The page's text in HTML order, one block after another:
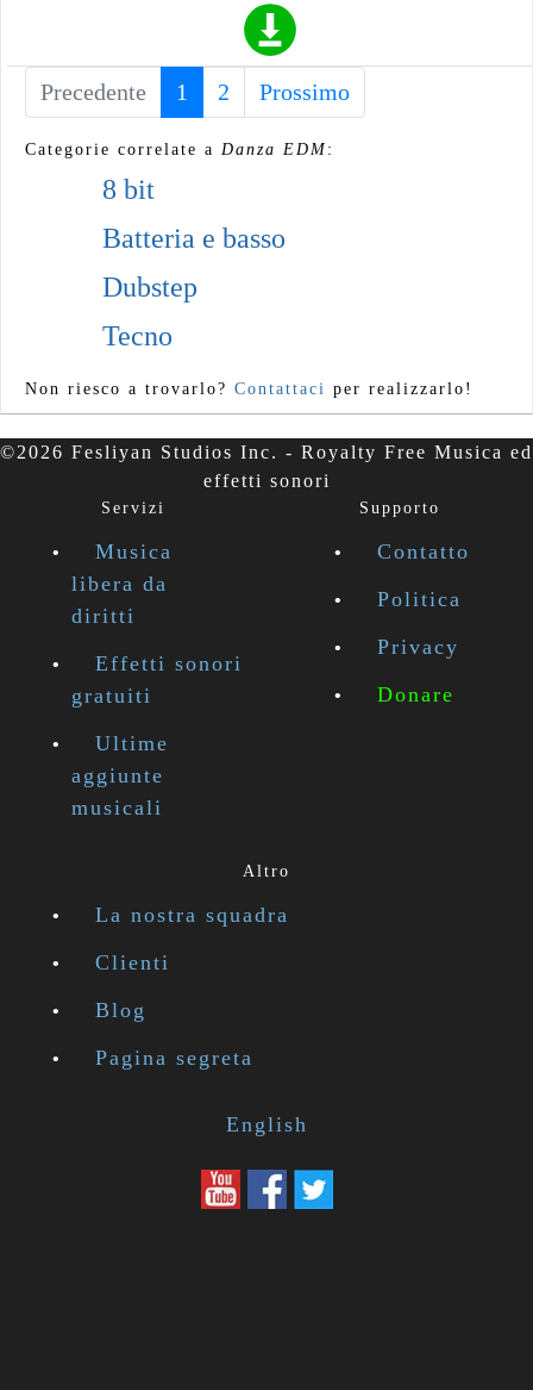
Precedente 1 (current)
2 Prossimo
Categorie correlate a Danza EDM:
8 bit
Batteria e basso
Dubstep
Tecno
Non riesco a trovarlo? Contattaci per realizzarlo!
©2026 Fesliyan Studios Inc. - Royalty Free Musica ed
effetti sonori
Servizi
Musica
libera da
diritti
Effetti sonori
gratuiti
Ultime
aggiunte
musicali
Supporto
Contatto
Politica
Privacy
Donare
Altro
La nostra squadra
Clienti
Blog
Pagina segreta
English